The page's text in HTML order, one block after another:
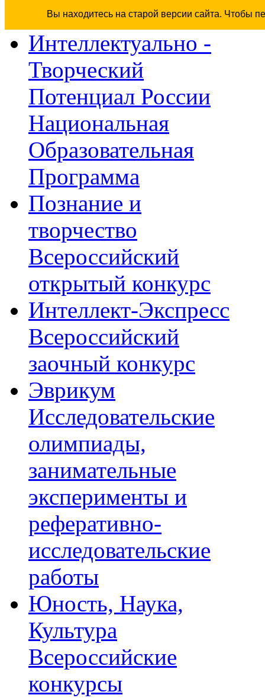
Вы находитесь на старой версии сайта. Чтобы
Интеллектуально -
Творческий
Потенциал России
Национальная
Образовательная
Программа
Познание и
творчество
Всероссийский
открытый конкурс
Интеллект-Экспресс
Всероссийский
заочный конкурс
Эврикум
Исследовательские
олимпиады,
занимательные
эксперименты и
реферативно-
исследовательские
работы
Юность, Наука,
Культура
Всероссийские
конкурсы